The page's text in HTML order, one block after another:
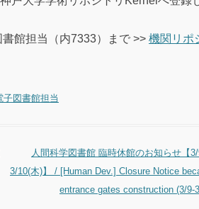
館担当（内7333）まで >> 機関リポ
子図書館担当
人間科学図書館 臨時休館のお知らせ【3/
3/10(木)】 / [Human Dev.] Closure Notice
entrance gates construction (3/9-